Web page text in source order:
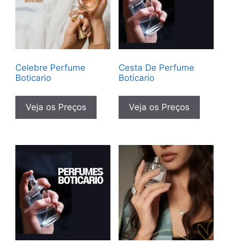
Celebre Perfume
Boticario
Veja os Preços
Cesta De Perfume
Boticario
Veja os Preços